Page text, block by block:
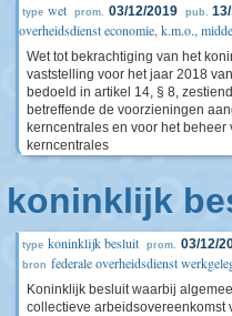
type wet prom. 03/12/2019 pub.
overheidsdienst economie, k.m.o.,
Wet tot bekrachtiging van het
vaststelling voor het jaar 2018
bedoeld in artikel 14, § 8,
betreffende de voorzieningen
kerncentrales en voor het
kerncentrales
koninklijk
type koninklijk besluit prom. 03/12/
bron federale overheidsdienst
Koninklijk besluit waarbij
collectieve arbeidsovereenkomst